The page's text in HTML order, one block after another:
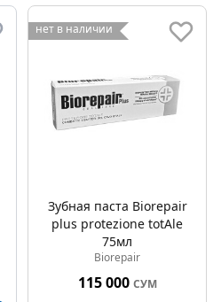
нет в наличии
Зубная паста Biorepair
plus protezione totAle
75мл
Biorepair
115 000 СУМ